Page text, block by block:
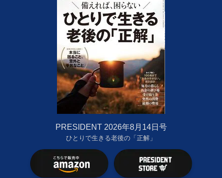
PRESIDENT 2026年8月14日号
ひとりで生きる老後の「正解」